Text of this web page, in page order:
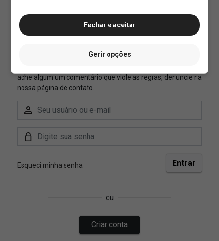
Fechar e aceitar
Gerir opções